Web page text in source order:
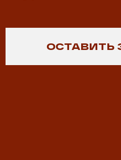
ОСТАВИТЬ